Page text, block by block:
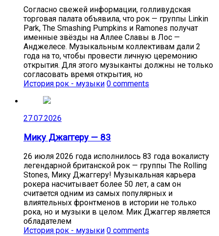
Согласно свежей информации, голливудская
торговая палата объявила, что рок — группы Linkin
Park, The Smashing Pumpkins и Ramones получат
именные звёзды на Аллее Славы в Лос —
Анджелесе. Музыкальным коллективам дали 2
года на то, чтобы провести личную церемонию
открытия. Для этого музыканты должны не только
согласовать время открытия, но
История рок - музыки 0 comments
27.07.2026
Мику Джаггеру — 83
26 июля 2026 года исполнилось 83 года вокалисту
легендарной британской рок — группы The Rolling
Stones, Мику Джаггеру! Музыкальная карьера
рокера насчитывает более 50 лет, а сам он
считается одним из самых популярных и
влиятельных фронтменов в истории не только
рока, но и музыки в целом. Мик Джаггер является
обладателем
История рок - музыки 0 comments